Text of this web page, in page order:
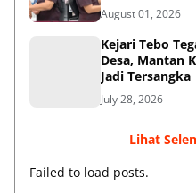
Miliar
August 01, 2026
Kejari Tebo
Desa, Mantan
Jadi Tersangka
July 28, 2026
Lihat
Failed to load posts.